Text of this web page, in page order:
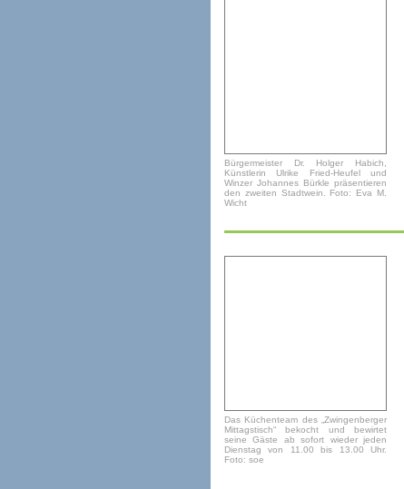
Bürgermeister Dr. Holger Habich,
Künstlerin Ulrike Fried-Heufel und
Winzer Johannes Bürkle präsentieren
den zweiten Stadtwein. Foto: Eva M.
Wicht
Das Küchenteam des „Zwingenberger
Mittagstisch“ bekocht und bewirtet
seine Gäste ab sofort wieder jeden
Dienstag von 11.00 bis 13.00 Uhr.
Foto: soe